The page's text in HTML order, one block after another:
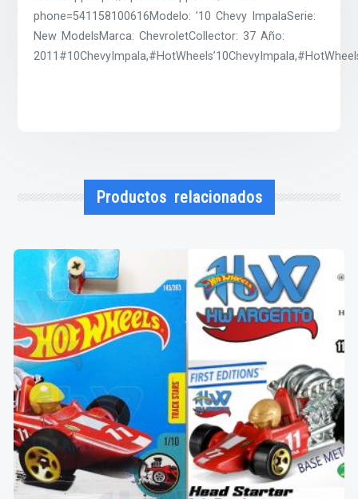
phone=541158100616Modelo: ’10 Chevy ImpalaSerie:
New ModelsMarca: ChevroletCollector: 37 Año:
Productos relacionados